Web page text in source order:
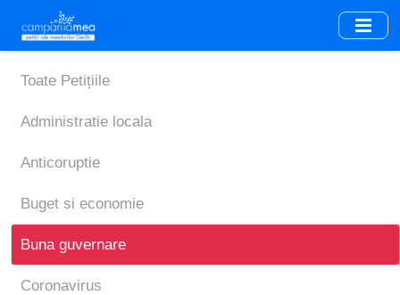
main
content
Toate Petițiile
Administratie locala
Anticoruptie
Buget si economie
Buna guvernare
Coronavirus